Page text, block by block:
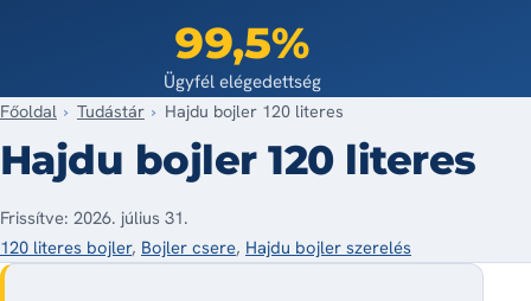
99,5%
Ügyfél elégedettség
Főoldal Tudástár Hajdu bojler 120 literes
Hajdu bojler 120 literes
Frissítve: 2026. július 31.
120 literes bojler, Bojler csere, Hajdu bojler szerelés